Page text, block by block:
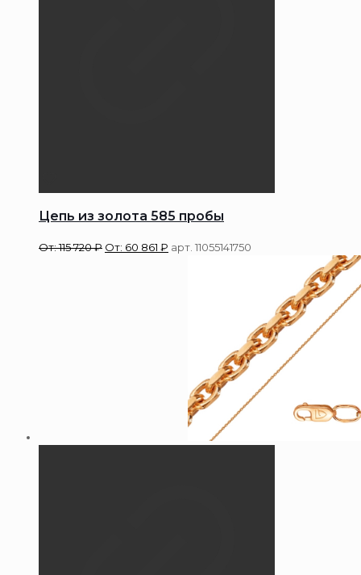
Цепь из золота 585 пробы
От:115 720₽ От: 60 861 ₽ арт. 11055141750